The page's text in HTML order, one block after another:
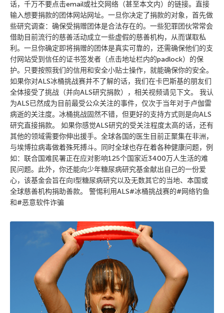
话，千万不要点击email或社交网络（甚至本文内）的链接。直接
输入想要捐款的团体网站网址。一旦你决定了捐款的对象，首先做
些研究调查：确保受捐赠团体是合法存在的。一些犯罪团伙常常会
借助目前流行的慈善活动成立一些虚假的慈善机构，从而谋取私
利。一旦你确定即将捐赠的团体是真实可靠的，还需确保他们的支
付网站受到信任的证书签发者（点击地址栏内的padlock）的保
护。只要按照我们的信用和安全小贴士操作，就能确保你的安全。
如果你对ALS冰桶挑战赛并不了解的话，我们在卡巴斯基的朋友们
全体接受了挑战（并向ALS研究捐款），相关视频请见下文。 我认
为ALS已然成为目前最受公众关注的事件，仅次于当年对于卢伽雷
病逝的关注度。冰桶挑战固然不错，但更好的支持方式则是向ALS
研究直接捐款。 如果你感觉ALS研究的受关注程度太高的话，还有
其他的领域需要你伸出援手。全球各国的医生目前正聚集在非洲，
与埃博拉病毒做着殊死搏斗。同时全球也存在着各种健康问题，例
如：联合国难民署正在应对影响125个国家近3400万人生活的难
民问题。此外，你还能向少年糖尿病研究基金献出自己的一份爱
心，该基金会旨在向I型糖尿病研究以及无数其它的当地、本国或
全球慈善机构捐助善款。 警惕利用ALS#冰桶挑战赛的#网络钓鱼
和#恶意软件诈骗